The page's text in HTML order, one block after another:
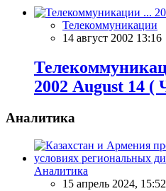
Телекоммуникации
14 август 2002 13:16
2002 August 14 (
Аналитика
Аналитика
15 апрель 2024, 15:52